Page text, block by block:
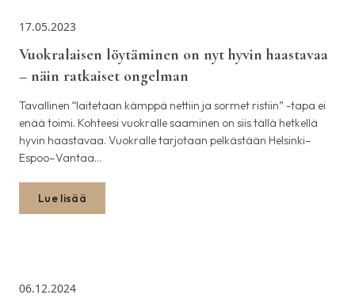
17.05.2023
Vuokralaisen löytäminen on nyt hyvin haastavaa
– näin ratkaiset ongelman
Tavallinen “laitetaan kämppä nettiin ja sormet ristiin” -tapa ei
enää toimi. Kohteesi vuokralle saaminen on siis tällä hetkellä
hyvin haastavaa. Vuokralle tarjotaan pelkästään Helsinki–
Espoo–Vantaa…
Lue lisää
06.12.2024